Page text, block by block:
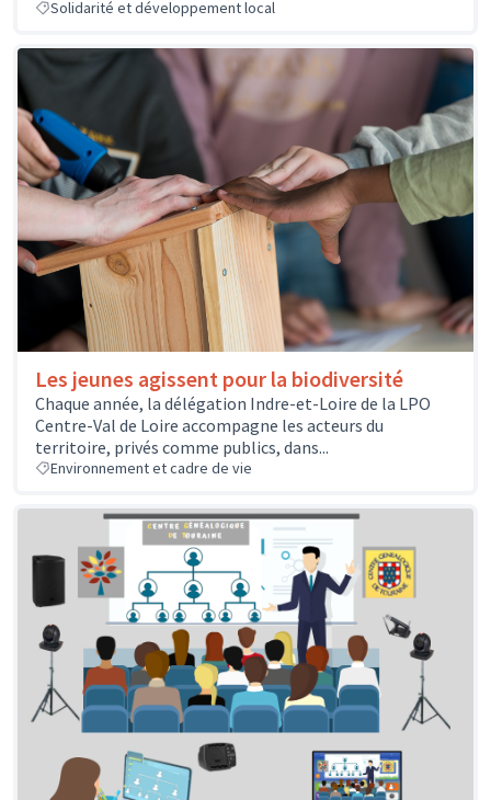
Solidarité et développement local
Les jeunes agissent pour la biodiversité
Chaque année, la délégation Indre-et-Loire de la LPO
Centre-Val de Loire accompagne les acteurs du
territoire, privés comme publics, dans...
Environnement et cadre de vie